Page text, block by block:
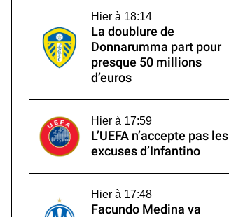
Hier à 18:14
La doublure de
Donnarumma part pour
presque 50 millions
d’euros
Hier à 17:59
L’UEFA n’accepte pas les
excuses d’Infantino
Hier à 17:48
Facundo Medina va